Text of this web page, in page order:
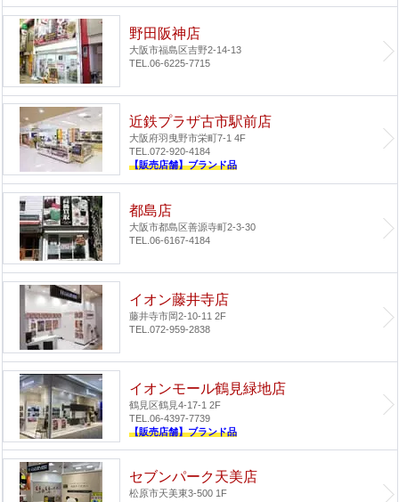
野田阪神店
大阪市福島区吉野2-14-13
TEL.06-6225-7715
近鉄プラザ古市駅前店
大阪府羽曳野市栄町7-1 4F
TEL.072-920-4184
【販売店舗】ブランド品
都島店
大阪市都島区善源寺町2-3-30
TEL.06-6167-4184
イオン藤井寺店
藤井寺市岡2-10-11 2F
TEL.072-959-2838
イオンモール鶴見緑地店
鶴見区鶴見4-17-1 2F
TEL.06-4397-7739
【販売店舗】ブランド品
セブンパーク天美店
松原市天美東3-500 1F